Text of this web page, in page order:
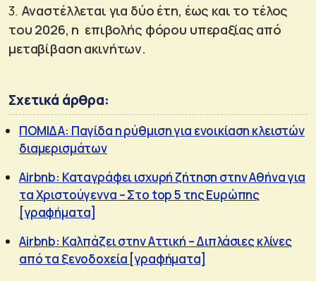
3. Αναστέλλεται για δύο έτη, έως και το τέλος
του 2026, η επιβολής φόρου υπεραξίας από
μεταβίβαση ακινήτων.
Σχετικά άρθρα:
ΠΟΜΙΔΑ: Παγίδα η ρύθμιση για ενοικίαση κλειστών
διαμερισμάτων
Airbnb: Καταγράφει ισχυρή ζήτηση στην Αθήνα για
τα Χριστούγεννα – Στο top 5 της Ευρώπης
[γραφήματα]
Airbnb: Καλπάζει στην Αττική – Διπλάσιες κλίνες
από τα ξενοδοχεία [γραφήματα]